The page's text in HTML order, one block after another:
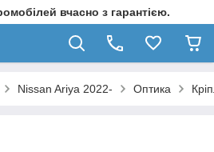
вчасно з гарантією.
Nissan Ariya 2022- Оптика